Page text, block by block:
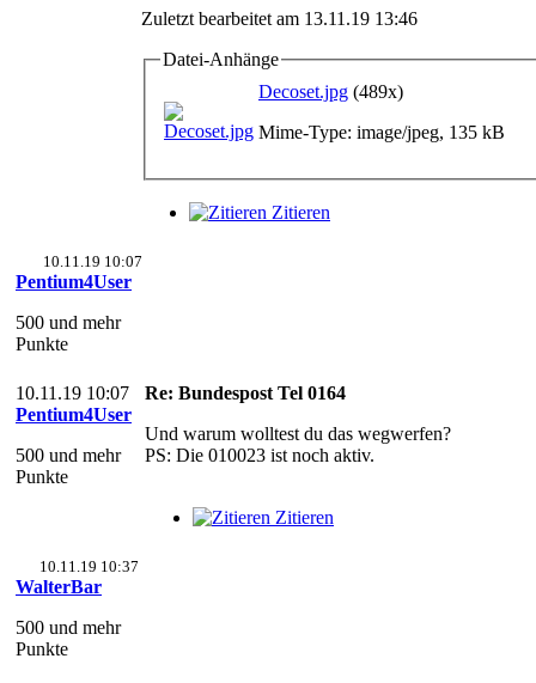
Zuletzt bearbeitet am 13.11.19 13:46
Datei-Anhänge
Decoset.jpg (489x)
Mime-Type: image/jpeg, 135 kB
Zitieren
10.11.19 10:07
Pentium4User
500 und mehr
Punkte
10.11.19 10:07
Pentium4User
500 und mehr
Punkte
Re: Bundespost Tel 0164
Und warum wolltest du das wegwerfen?
PS: Die 010023 ist noch aktiv.
Zitieren
10.11.19 10:37
WalterBar
500 und mehr
Punkte